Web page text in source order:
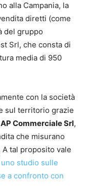
alla Campania, la
diretti (come
del gruppo
Srl, che consta di
media di 950
con la società
sul territorio grazie
AP Commerciale Srl,
che misurano
A tal proposito vale
studio sulle
a confronto con